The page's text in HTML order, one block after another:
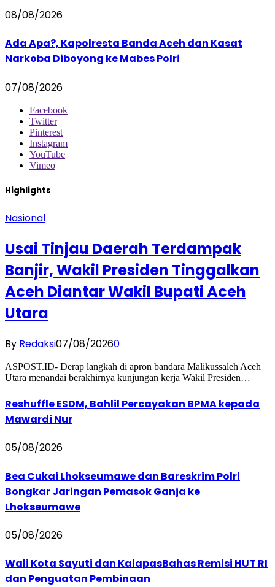
08/08/2026
Ada Apa?, Kapolresta Banda Aceh dan Kasat
Narkoba Diboyong ke Mabes Polri
07/08/2026
Facebook
Twitter
Pinterest
Instagram
YouTube
Vimeo
Highlights
Nasional
Usai Tinjau Daerah Terdampak
Banjir, Wakil Presiden Tinggalkan
Aceh Diantar Wakil Bupati Aceh
Utara
By Redaksi07/08/20260
ASPOST.ID- Derap langkah di apron bandara Malikussaleh Aceh
Utara menandai berakhirnya kunjungan kerja Wakil Presiden…
Reshuffle ESDM, Bahlil Percayakan BPMA kepada
Mawardi Nur
05/08/2026
Bea Cukai Lhokseumawe dan Bareskrim Polri
Bongkar Jaringan Pemasok Ganja ke
Lhokseumawe
05/08/2026
Wali Kota Sayuti dan KalapasBahas Remisi HUT RI
dan Penguatan Pembinaan